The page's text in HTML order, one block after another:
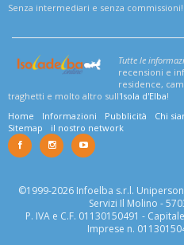
Senza intermediari e senza commissioni!
Tutte le
recensioni e
residence,
traghetti e molto altro sull'Isola d'Elba!
Home
Informazioni Pubblicità Chi
Sitemap
il nostro network
©1999-2026 Infoelba s.r.l.
Servizi Il Molino -
P. IVA e C.F. 01130150491 -
Imprese n.